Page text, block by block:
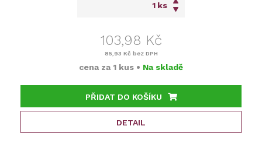
ks
103,98 Kč
85,93 Kč bez DPH
cena za 1 kus • Na skladě
PŘIDAT DO KOŠÍKU
DETAIL